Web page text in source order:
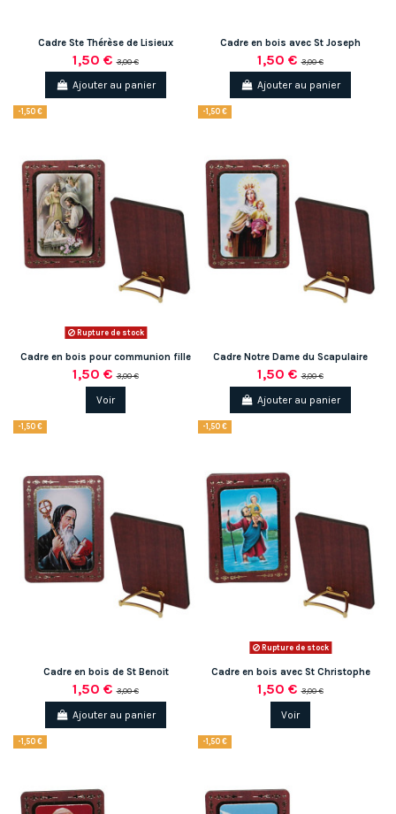
Cadre Ste Thérèse de Lisieux
1,50 €3,00 €
Ajouter au panier
Cadre en bois avec St Joseph
1,50 €3,00 €
Ajouter au panier
-1,50 €
Rupture de stock
Cadre en bois pour communion fille
1,50 €3,00 €
Voir
-1,50 €
Cadre Notre Dame du Scapulaire
1,50 €3,00 €
Ajouter au panier
-1,50 €
Cadre en bois de St Benoit
1,50 €3,00 €
Ajouter au panier
-1,50 €
Rupture de stock
Cadre en bois avec St Christophe
1,50 €3,00 €
Voir
-1,50 € -1,50 €